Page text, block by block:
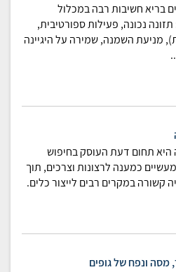
בריא חשיבות רבה במכלול
נכונה, פעילות ספורטיבית,
מניעת השמנה, שמירה על היגיינה
היא תחום דעת העוסק בחיפוש
כמענה לרצונות וצרכים, תוך
קשורה במקרים רבים לייצור כלים.
מסה ונפח של גופים